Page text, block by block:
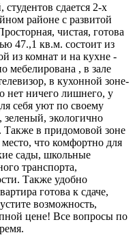
сдается 2-х
районе с развитой
чистая, готова
47.,1 кв.м. состоит из
из комнат и на кухне -
мебелирована , в зале
в кухонной зоне-
нет ничего лишнего, у
себя уют по своему
зеленый, экологично
Также в придомовой зоне
место, что комфортно для
сады, школьные
транспорта,
Также удобно
готова к сдаче,
возможность,
цене! Все вопросы по